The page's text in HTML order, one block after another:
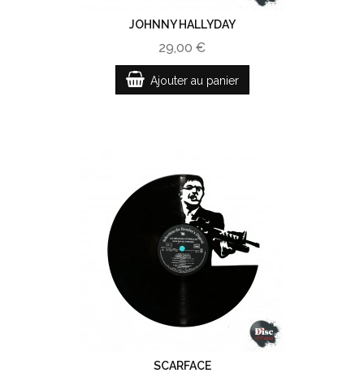
JOHNNY HALLYDAY
29,00 €
Ajouter au panier
SCARFACE